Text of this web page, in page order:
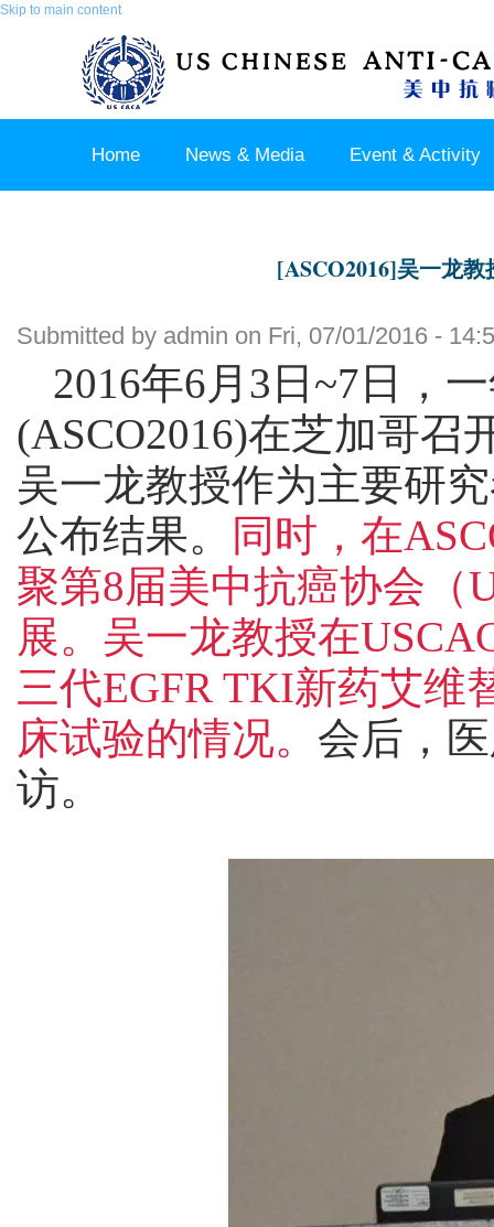
Skip to main content
Home News & Media Event & Activity
[ASCO2016]吴一龙
Submitted by admin on Fri, 07/01/2016 -
2016年6月3日~7日，
(ASCO2016)在芝加哥召
吴一龙教授作为主要研
公布结果。
同时，在
聚第8届美中抗癌协会（
展。吴一龙教授在
三代EGFR TKI新药艾维
床试验的情况。 会后，
访。